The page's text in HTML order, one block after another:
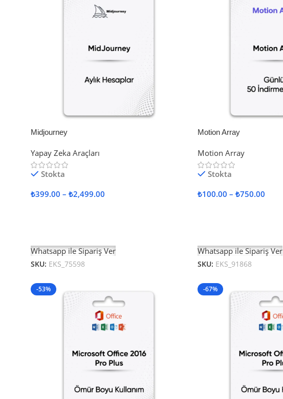
Midjourney
Yapay Zeka Araçları
Stokta
₺399.00 – ₺2,499.00
Whatsapp ile Sipariş Ver
SKU: EKS_75598
Motion Array
Motion Array
Stokta
₺100.00 – ₺750.00
Whatsapp ile Sipariş Ver
SKU: EKS_91868
-53% -67%